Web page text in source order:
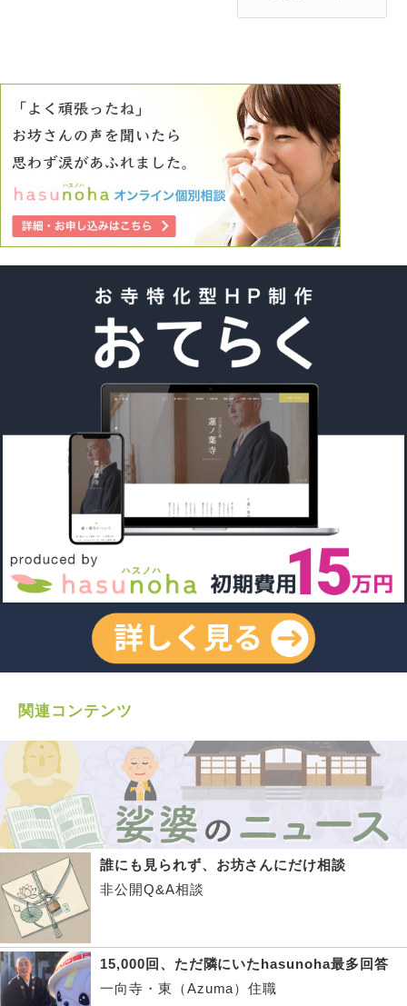
関連コンテンツ
誰にも見られず、お坊さんにだけ相談
非公開Q&A相談
15,000回、ただ隣にいたhasunoha最多回答
一向寺・東（Azuma）住職